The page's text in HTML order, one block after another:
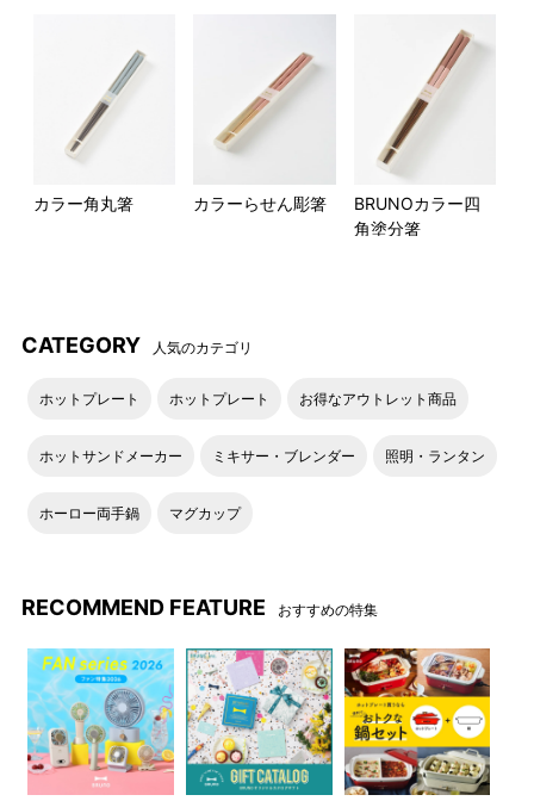
カラー角丸箸 カラーらせん彫箸
BRUNOカラー四
角塗分箸
CATEGORY 人気のカテゴリ
ホットプレート ホットプレート お得なアウトレット商品
ホットサンドメーカー ミキサー・ブレンダー 照明・ランタン
ホーロー両手鍋 マグカップ
RECOMMEND FEATURE おすすめの特集